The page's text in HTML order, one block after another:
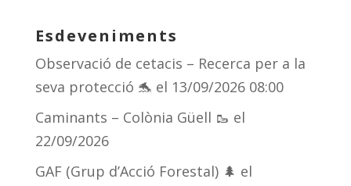
Esdeveniments
Observació de cetacis – Recerca per a la
seva protecció 🐬 el 13/09/2026 08:00
Caminants – Colònia Güell 🥾 el
22/09/2026
GAF (Grup d’Acció Forestal) 🌲 el